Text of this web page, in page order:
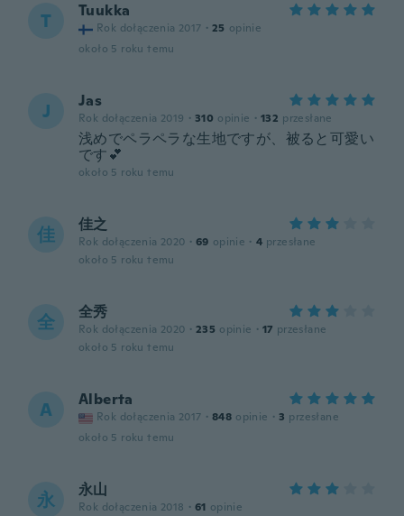
T Tuukka
Rok dołączenia 2017 · 25 opinie
około 5 roku temu
J Jas
Rok dołączenia 2019 · 310 opinie · 132 przesłane
浅めでペラペラな生地ですが、被ると可愛い
です💕
około 5 roku temu
佳 佳之
Rok dołączenia 2020 · 69 opinie · 4 przesłane
około 5 roku temu
全 全秀
Rok dołączenia 2020 · 235 opinie · 17 przesłane
około 5 roku temu
A Alberta
Rok dołączenia 2017 · 848 opinie · 3 przesłane
około 5 roku temu
永 永山
Rok dołączenia 2018 · 61 opinie